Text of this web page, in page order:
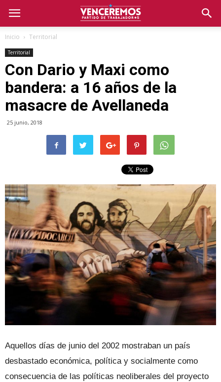
Inicio Territorial
Territorial
Con Dario y Maxi como
bandera: a 16 años de la
masacre de Avellaneda
25 junio, 2018
Aquellos días de junio del 2002 mostraban un país
desbastado económica, política y socialmente como
consecuencia de las políticas neoliberales del proyecto